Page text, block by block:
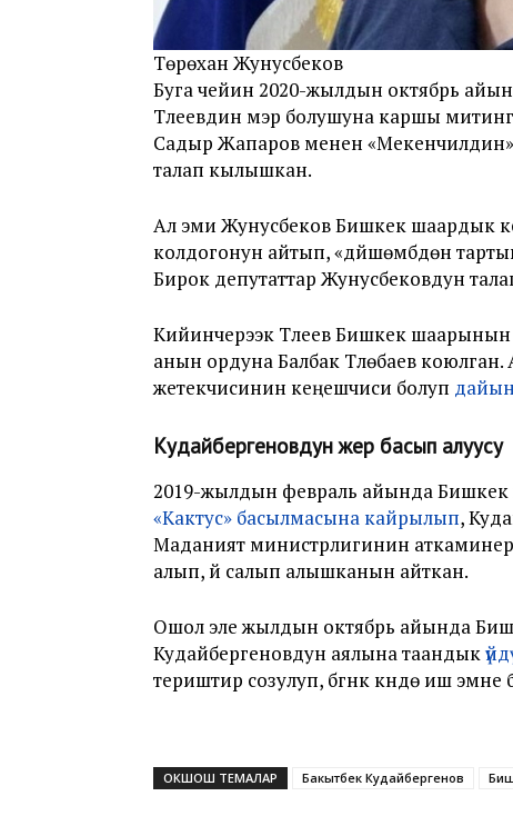
Төрөхан Жунусбеков
Буга чейин 2020-жылдын октябрь
Түлеевдин мэр болушуна каршы
Садыр Жапаров менен
талап кылышкан.
Ал эми Жунусбеков Бишкек шаардык
колдогонун айтып, «дүйшөмбүдөн
Бирок депутаттар Жунусбековдун
Кийинчерээк Түлеев Бишкек
анын ордуна Балбак Түлөбаев
жетекчисинин кеңешчиси болуп
Кудайбергеновдун жер басып алуусу
2019-жылдын февраль айында
«Кактус» басылмасына кайрылып,
Маданият министрлигинин
алып, үй салып алышканын айткан.
Ошол эле жылдын октябрь айында
Кудайбергеновдун аялына таандык
териштирүү созулуп, бүгүнкү күндө иш
ОКШОШ ТЕМАЛАР Бакытбек Кудайбергенов